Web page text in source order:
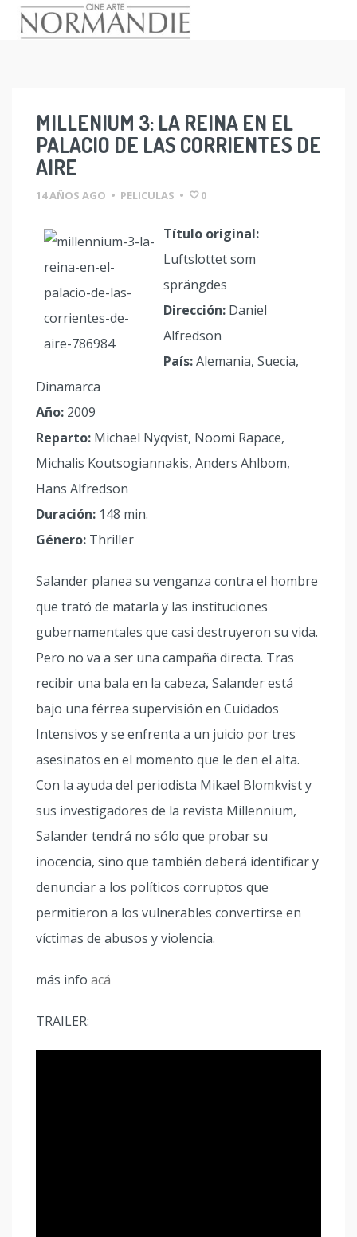
MILLENIUM 3: LA REINA EN EL
PALACIO DE LAS CORRIENTES DE
AIRE
14 AÑOS AGO • PELICULAS • 0
Título original:
Luftslottet som
sprängdes
Dirección: Daniel
Alfredson
País:Alemania, Suecia,
Dinamarca
Año: 2009
Reparto: Michael Nyqvist, Noomi Rapace,
Michalis Koutsogiannakis, Anders Ahlbom,
Hans Alfredson
Duración: 148 min.
Género: Thriller
Salander planea su venganza contra el hombre
que trató de matarla y las instituciones
gubernamentales que casi destruyeron su vida.
Pero no va a ser una campaña directa. Tras
recibir una bala en la cabeza, Salander está
bajo una férrea supervisión en Cuidados
Intensivos y se enfrenta a un juicio por tres
asesinatos en el momento que le den el alta.
Con la ayuda del periodista Mikael Blomkvist y
sus investigadores de la revista Millennium,
Salander tendrá no sólo que probar su
inocencia, sino que también deberá identificar y
denunciar a los políticos corruptos que
permitieron a los vulnerables convertirse en
víctimas de abusos y violencia.
más info acá
TRAILER: